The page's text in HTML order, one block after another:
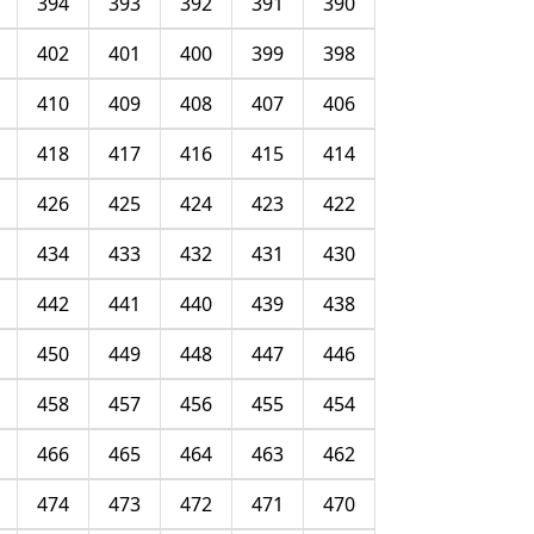
398
399
400
401
402
406
407
408
409
410
414
415
416
417
418
422
423
424
425
426
430
431
432
433
434
438
439
440
441
442
446
447
448
449
450
454
455
456
457
458
462
463
464
465
466
470
471
472
473
474